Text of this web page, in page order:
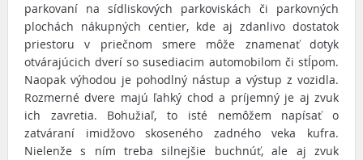
parkovaní na sídliskových parkoviskách či parkovných
plochách nákupných centier, kde aj zdanlivo dostatok
priestoru v priečnom smere môže znamenať dotyk
otvárajúcich dverí so susediacim automobilom či stĺpom.
Naopak výhodou je pohodlný nástup a výstup z vozidla.
Rozmerné dvere majú ľahký chod a príjemný je aj zvuk
ich zavretia. Bohužiaľ, to isté nemôžem napísať o
zatváraní imidžovo skoseného zadného veka kufra.
Nielenže s ním treba silnejšie buchnúť, ale aj zvuk